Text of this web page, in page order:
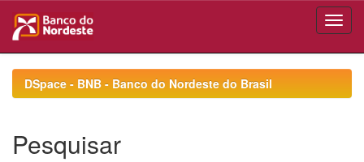
navigationDSpace - BNB - Banco do Nordeste do Brasil
Pesquisar